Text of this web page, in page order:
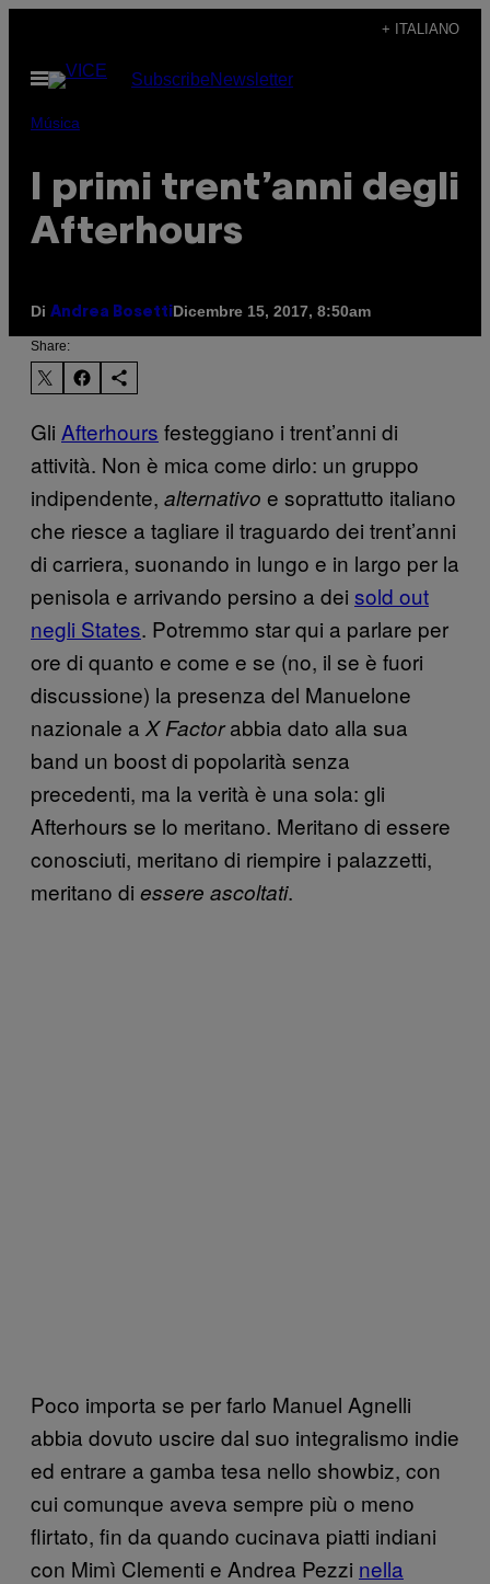
contenuto
+ ITALIANO
Apri
SubscribeNewsletter
Música
I primi trent’anni degli
Afterhours
Di Andrea BosettiDicembre 15, 2017, 8:50am
Share:
Gli Afterhours festeggiano i trent’anni di
attività. Non è mica come dirlo: un gruppo
indipendente, alternativo e soprattutto italiano
che riesce a tagliare il traguardo dei trent’anni
di carriera, suonando in lungo e in largo per la
penisola e arrivando persino a dei sold out
negli States. Potremmo star qui a parlare per
ore di quanto e come e se (no, il se è fuori
discussione) la presenza del Manuelone
nazionale a X Factorabbia dato alla sua
band un boost di popolarità senza
precedenti, ma la verità è una sola: gli
Afterhours se lo meritano. Meritano di essere
conosciuti, meritano di riempire i palazzetti,
meritano di essere ascoltati.
Poco importa se per farlo Manuel Agnelli
abbia dovuto uscire dal suo integralismo indie
ed entrare a gamba tesa nello showbiz, con
cui comunque aveva sempre più o meno
flirtato, fin da quando cucinava piatti indiani
con Mimì Clementi e Andrea Pezzi nella